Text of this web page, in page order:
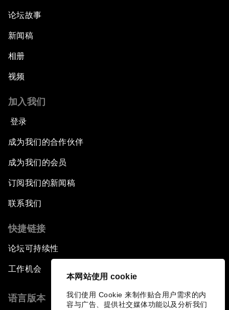
本网站使用 cookie
我们使用 Cookie 来制作贴合用户需求的内
容与广告、提供社交媒体功能以及分析我们
论坛故事
新闻稿
相册
视频
加入我们
登录
成为我们的合作伙伴
成为我们的会员
订阅我们的新闻稿
联系我们
快捷链接
论坛可持续性
工作机会
语言版本